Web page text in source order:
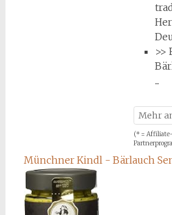
>>
(* =
Münchner Kindl - Bärlauch